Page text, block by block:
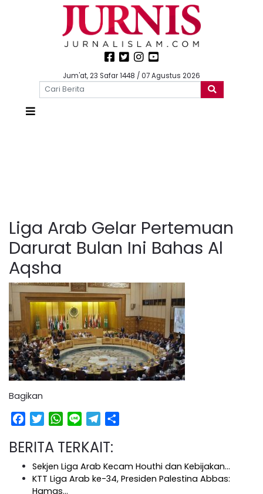
Jum'at, 23 Safar 1448 / 07 Agustus 2026
Liga Arab Gelar Pertemuan
Darurat Bulan Ini Bahas Al
Aqsha
Bagikan
Facebook
TwitterWhatsApp
Line Telegram
BERITA TERKAIT:
Sekjen Liga Arab Kecam Houthi dan Kebijakan…
KTT Liga Arab ke-34, Presiden Palestina Abbas:
Hamas…